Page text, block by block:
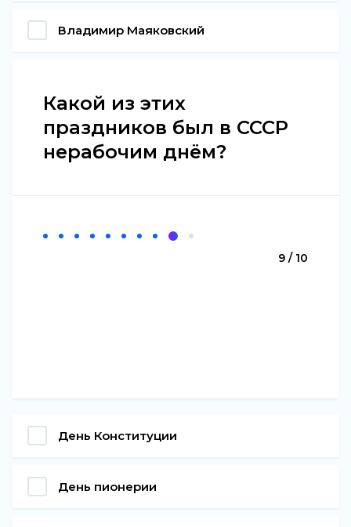
Владимир Маяковский
Какой из этих
праздников был в СССР
нерабочим днём?
9 / 10
День Конституции
День пионерии